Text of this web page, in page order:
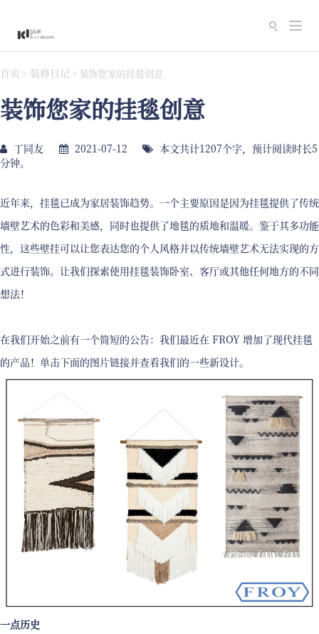
切
换
首页 > 装修日记 > 装饰您家的挂毯创意
装饰您家的挂毯创意
丁同友 2021-07-12
本文共计1207个字，预计阅读时长5
分钟。
近年来，挂毯已成为家居装饰趋势。一个主要原因是因为挂毯提供了传统
墙壁艺术的色彩和美感，同时也提供了地毯的质地和温暖。鉴于其多功能
性，这些壁挂可以让您表达您的个人风格并以传统墙壁艺术无法实现的方
式进行装饰。让我们探索使用挂毯装饰卧室、客厅或其他任何地方的不同
想法！
在我们开始之前有一个简短的公告：我们最近在 FROY 增加了现代挂毯
的产品！单击下面的图片链接并查看我们的一些新设计。
一点历史